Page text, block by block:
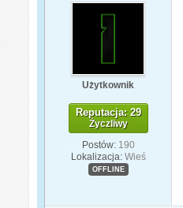
Użytkownik
Reputacja: 29
Życzliwy
Postów: 190
Lokalizacja: Wieś
OFFLINE